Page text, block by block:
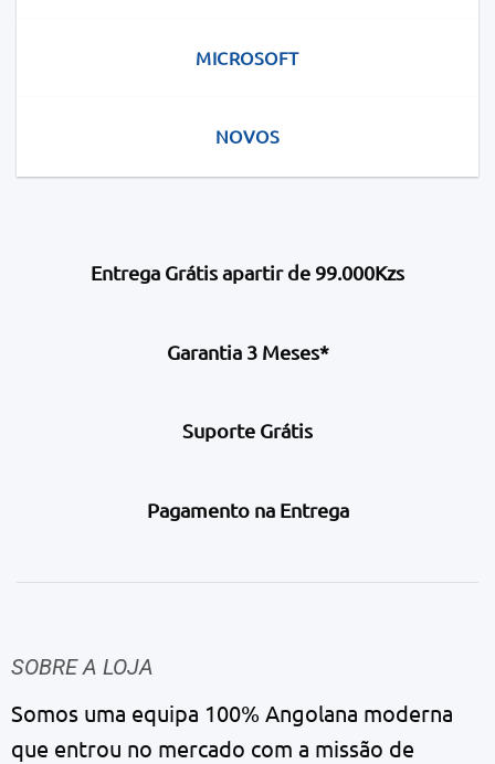
MICROSOFT
NOVOS
Entrega Grátis apartir de 99.000Kzs
Garantia 3 Meses*
Suporte Grátis
Pagamento na Entrega
SOBRE A LOJA
Somos uma equipa 100% Angolana moderna
que entrou no mercado com a missão de